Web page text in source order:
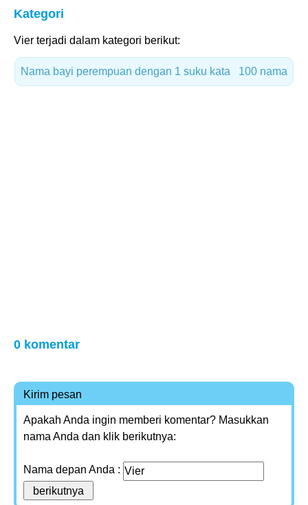
Kategori
Vier terjadi dalam kategori berikut:
Nama bayi perempuan dengan 1 suku kata 100 nama
0 komentar
Kirim pesan
Apakah Anda ingin memberi komentar? Masukkan
nama Anda dan klik berikutnya:
Nama depan Anda :